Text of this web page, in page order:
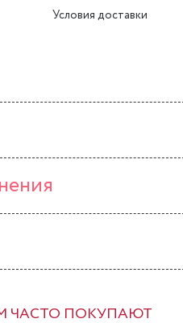
Условия доставки
ЧАСТО ПОКУПАЮТ